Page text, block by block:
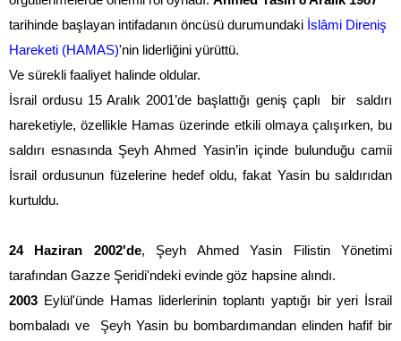
tarihinde başlayan intifadanın öncüsü durumundaki İslâmi Direniş
Hareketi (HAMAS)'nin liderliğini yürüttü.
Ve sürekli faaliyet halinde oldular.
İsrail ordusu 15 Aralık 2001’de başlattığı geniş çaplı
bir
saldırı
hareketiyle, özellikle Hamas üzerinde etkili olmaya çalışırken, bu
saldırı esnasında Şeyh Ahmed Yasin’in içinde bulunduğu camii
İsrail ordusunun füzelerine hedef oldu, fakat Yasin bu saldırıdan
kurtuldu.
24 Haziran 2002'de, Şeyh Ahmed Yasin Filistin Yönetimi
tarafından Gazze Şeridi'ndeki evinde göz hapsine alındı.
2003 Eylül'ünde Hamas liderlerinin toplantı yaptığı bir yeri İsrail
bombaladı ve
Şeyh Yasin bu bombardımandan elinden hafif bir